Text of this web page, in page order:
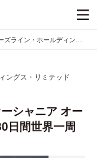
ルディングス・リミテッドのニュース
ングス・リミテッド
シャニア オー
日間世界一周